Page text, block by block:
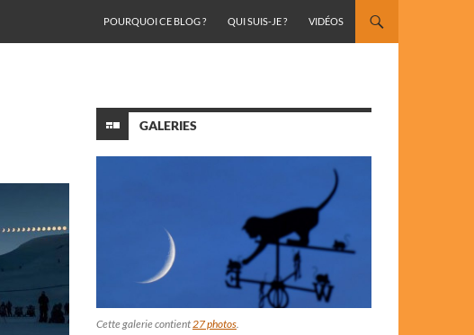
POURQUOI CE BLOG ?
QUI SUIS-JE ? VIDÉOS
GALERIES
Cette galerie contient27 photos.